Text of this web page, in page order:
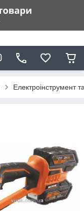
Електроінструмент